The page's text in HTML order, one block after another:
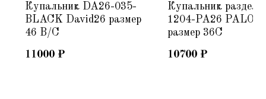
Купальник DA26-035-
BLACK David26 размер
46 B/C
11000 ₽
Купальник
1204-PA26
размер 36C
10700 ₽